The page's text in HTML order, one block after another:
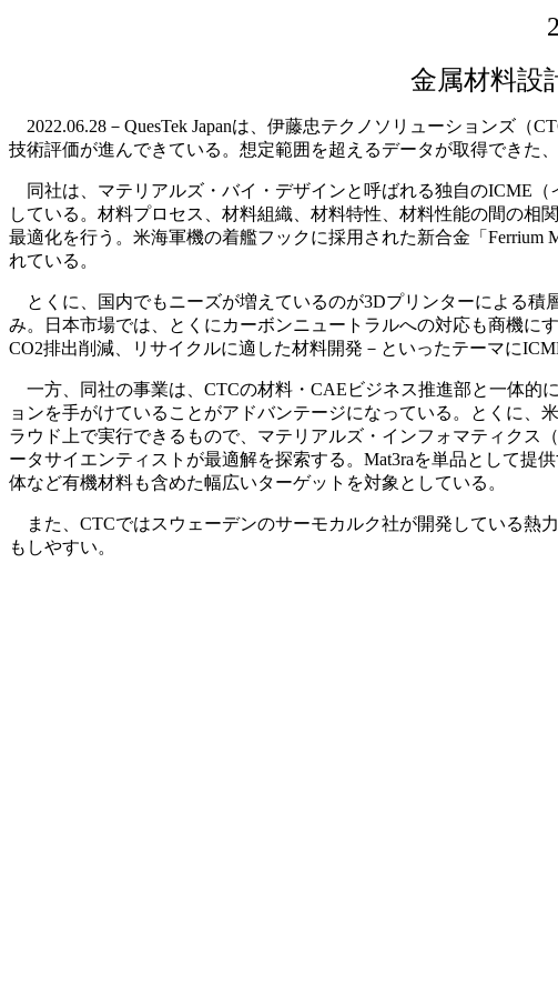
金属材料設
2022.06.28－QuesTek Japanは、伊藤忠テクノソリューションズ
技術評価が進んできている。想定範囲を超えるデータが取得できた
同社は、マテリアルズ・バイ・デザインと呼ばれる独自のICME
している。材料プロセス、材料組織、材料特性、材料性能の間の
最適化を行う。米海軍機の着艦フックに採用された新合金「
れている。
とくに、国内でもニーズが増えているのが3Dプリンターによる積
み。日本市場では、とくにカーボンニュートラルへの対応も商機に
CO2排出削減、リサイクルに適した材料開発－といったテーマに
一方、同社の事業は、CTCの材料・CAEビジネス推進部と一体的
ョンを手がけていることがアドバンテージになっている。とくに、
ラウド上で実行できるもので、マテリアルズ・インフォマティク
ータサイエンティストが最適解を探索する。Mat3raを単品として
体など有機材料も含めた幅広いターゲットを対象としている。
また、CTCではスウェーデンのサーモカルク社が開発している熱
もしやすい。